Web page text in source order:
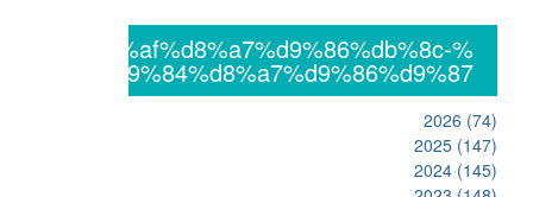
2026 (74)
2025 (147)
2024 (145)